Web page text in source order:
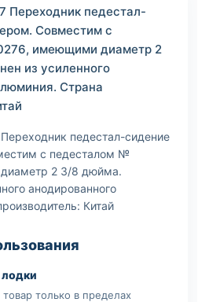
Переходник педестал-
Совместим с
имеющими диаметр 2
из усиленного
Страна
педестал-сидение
с педесталом №
2 3/8 дюйма.
анодированного
Китай
товар только в пределах